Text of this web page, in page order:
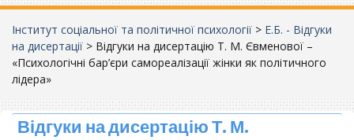
Інститут соціальної та політичної психології > Е.Б. - Відгуки
на дисертації > Відгуки на дисертацію Т. М. Євменової –
«Психологічні бар’єри самореалізації жінки як політичного
лідера»
Відгуки на дисертацію Т. М.